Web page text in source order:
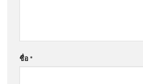
ชื่อ *